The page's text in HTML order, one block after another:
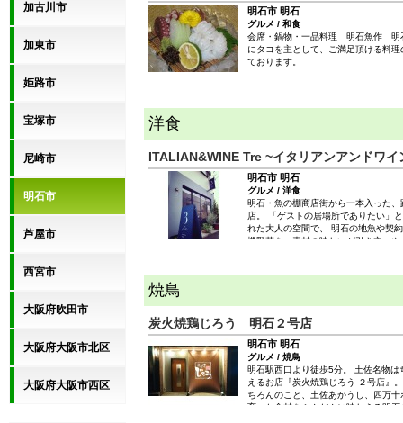
加古川市
加東市
姫路市
宝塚市
尼崎市
明石市
芦屋市
西宮市
大阪府吹田市
大阪府大阪市北区
大阪府大阪市西区
明石市 明石
グルメ / 和食
会席・鍋物・一品料理 明石魚作 明
にタコを主として、ご満足頂ける料
ております。
洋食
ITALIAN&WINE Tre ~イタリアンアンドワイ
明石市 明石
グルメ / 洋食
明石・魚の棚商店街から一本入った
店。 「ゲストの居場所でありたい」
れた大人の空間で、 明石の地魚や契
機野菜を、素材の味わいが引き立つ
子会やママ会、デートにぴったり。
がおもてなしをいたしますので、ぜ
くださいませ。
焼鳥
炭火焼鶏じろう 明石２号店
明石市 明石
グルメ / 焼鳥
明石駅西口より徒歩5分。 土佐名物は
えるお店『炭火焼鶏じろう ２号店』
ちろんのこと、土佐あかうし、四万
育った食材をふんだんに味わえる明